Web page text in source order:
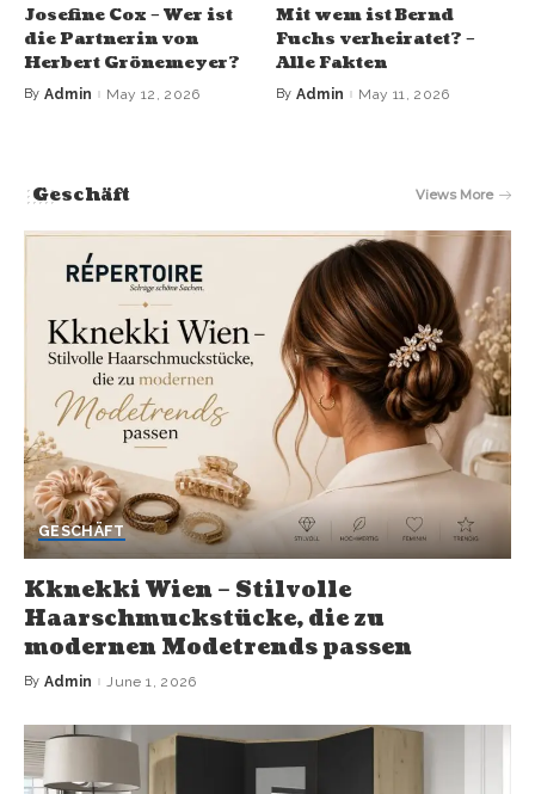
Josefine Cox – Wer ist
die Partnerin von
Herbert Grönemeyer?
By Admin May 12, 2026
Mit wem ist Bernd
Fuchs verheiratet? –
Alle Fakten
By Admin May 11, 2026
Geschäft Views More
GESCHÄFT
Kknekki Wien – Stilvolle
Haarschmuckstücke, die zu
modernen Modetrends passen
By Admin June 1, 2026